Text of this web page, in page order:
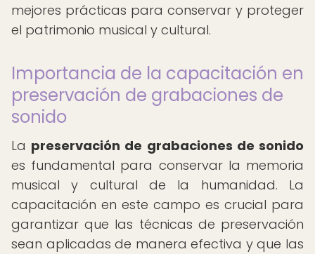
mejores prácticas para conservar y proteger
el patrimonio musical y cultural.
Importancia de la capacitación en
preservación de grabaciones de
sonido
La preservación de grabaciones de sonido
es fundamental para conservar la memoria
musical y cultural de la humanidad. La
capacitación en este campo es crucial para
garantizar que las técnicas de preservación
sean aplicadas de manera efectiva y que las